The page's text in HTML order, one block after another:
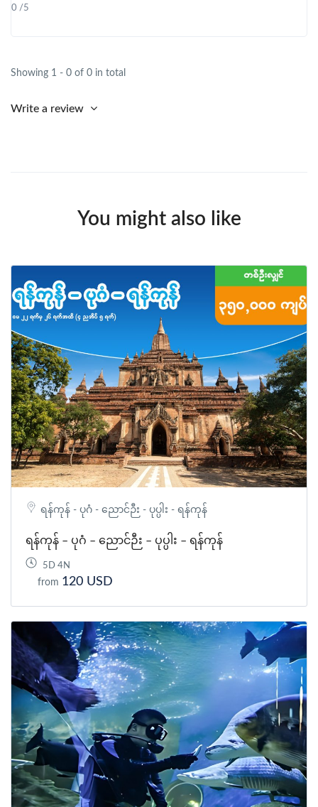
တွေထဲမှ နေရာတစ်ခုလည်းဖြစ်ပါသည်။ ဘားအံကို
ဂူအတွင်း၌ ဓမ္မစကြာပုံတော်များ၊ ဓာတ်တော်ခန်း၊ ရေကန်၊
စသည်ဖြင့် မြင်တွေ့နိုင်ပါသည်။ ဂူပေါက်အကျယ် ၄၀ ပေ
အနံ၊ အရှည် ၆၅ ပေရှိပြီး အတွင်းတွင် အလင်းရောင်
အားနည်းပါသည်။
ကော့ကသောင်ဂူ ရှေ့မှ ကြည်လင်တောက်ပနေသော စိတ္တ
သုခရေကန်တွင် အလှဓါတ်ပုံများရိုက်ကူးကြပါမည်။
၁၆။ တောင်ဝိုင်းတောင်
မိုးရာသီတွင် တိမ်ပင်လယ်ဖြစ်တတ်ပြီး ဘားအံ ရဲ့ စိမ်းစို
မြူဆိုင်းနေသော အလှကို တောင်ဝိုင်းတောင်ထိပ်ကနေ
ကုန်ဆုံးပါမည်။
0 /5
Showing 1 - 0 of 0 in total
Write a review
You might also like
ရန်ကုန် - ပုဂံ - ညောင်ဉီး - ပုပ္ပါး - ရန်ကုန်
ရန်ကုန် – ပုဂံ – ညောင်ဉီး – ပုပ္ပါး – ရန်ကုန်
5D 4N
from 120 USD